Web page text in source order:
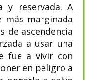
y reservada. A
más marginada
de ascendencia
a usar una
fue a vivir con
en peligro a